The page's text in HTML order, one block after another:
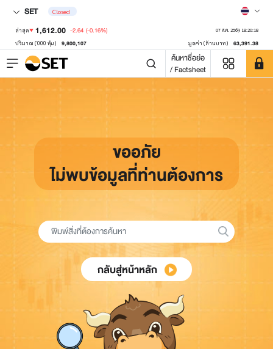
SET Closed
ล่าสุด 1,612.00 -2.64 (-0.16%) 07 ส.ค. 2569 18:20:18
ปริมาณ ('000 หุ้น) 9,800,107 มูลค่า (ล้านบาท) 63,391.38
ค้นหาชื่อย่อ
/ Factsheet
ขออภัย
ไม่พบข้อมูลที่ท่านต้องการ
กลับสู่หน้าหลัก